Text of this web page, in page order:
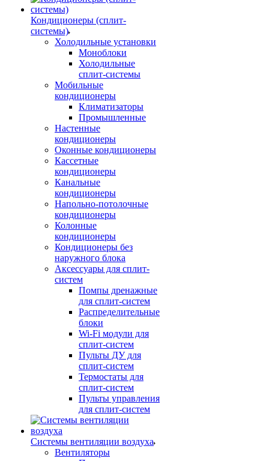
Кондиционеры (сплит-
системы)
Холодильные установки
Моноблоки
Холодильные
сплит-системы
Мобильные
кондиционеры
Климатизаторы
Промышленные
Настенные
кондиционеры
Оконные кондиционеры
Кассетные
кондиционеры
Канальные
кондиционеры
Напольно-потолочные
кондиционеры
Колонные
кондиционеры
Кондиционеры без
наружного блока
Аксессуары для сплит-
систем
Помпы дренажные
для сплит-систем
Распределительные
блоки
Wi-Fi модули для
сплит-систем
Пульты ДУ для
сплит-систем
Термостаты для
сплит-систем
Пульты управления
для сплит-систем
Системы вентиляции воздуха
Вентиляторы